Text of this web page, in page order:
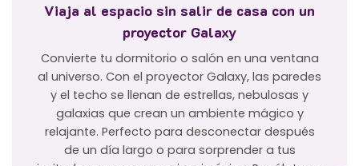
Viaja al espacio sin salir de casa con un
proyector Galaxy
Convierte tu dormitorio o salón en una ventana
al universo. Con el proyector Galaxy, las paredes
y el techo se llenan de estrellas, nebulosas y
galaxias que crean un ambiente mágico y
relajante. Perfecto para desconectar después
de un día largo o para sorprender a tus